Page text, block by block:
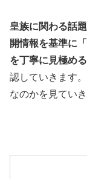
皇族に関わる話
開情報を基準に
を丁寧に見極め
認していきます
なのかを見ていき